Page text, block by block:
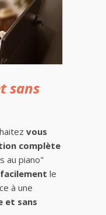
sans
vous
complète
au piano"
le
à une
et sans